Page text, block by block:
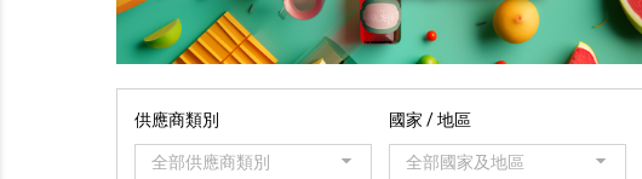
供應商類別
全部供應商類別
國家 / 地區
全部國家及地區